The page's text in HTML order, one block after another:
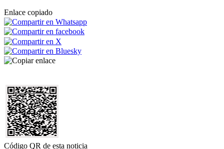
Enlace copiado
Código QR de esta noticia